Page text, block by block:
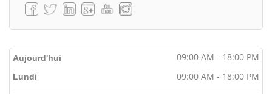
Aujourd'hui 09:00 AM - 18:00 PM
Lundi 09:00 AM - 18:00 PM